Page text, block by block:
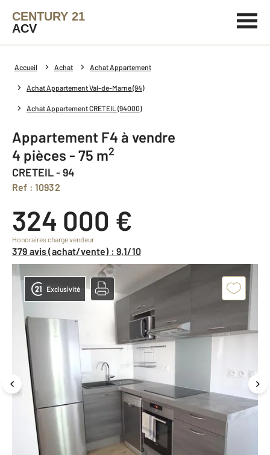
CENTURY 21
ACV
Accueil Achat Achat Appartement
Achat Appartement Val-de-Marne (94)
Achat Appartement CRETEIL (94000)
Appartement F4 à vendre
4 pièces - 75 m2
CRETEIL - 94
Ref : 10932
324 000 €
Honoraires charge vendeur
379 avis (achat/vente) : 9,1/10
Exclusivité